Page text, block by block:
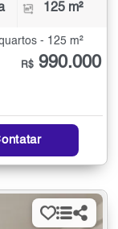
125 m²
- 125 m²
R$ 990.000